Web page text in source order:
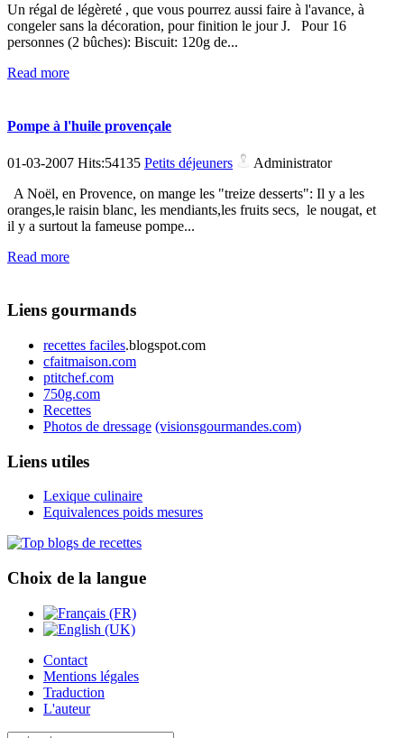
Un régal de légèreté , que vous pourrez aussi faire à l'avance, à
congeler sans la décoration, pour finition le jour J. Pour 16
personnes (2 bûches): Biscuit: 120g de...
Read more
Pompe à l'huile provençale
01-03-2007 Hits:54135 Petits déjeuners
Administrator
A Noël, en Provence, on mange les "treize desserts": Il y a les
oranges,le raisin blanc, les mendiants,les fruits secs, le nougat, et
il y a surtout la fameuse pompe...
Read more
Liens gourmands
recettes faciles.blogspot.com
cfaitmaison.com
ptitchef.com
750g.com
Recettes
Photos de dressage (visionsgourmandes.com)
Liens utiles
Lexique culinaire
Equivalences poids mesures
Choix de la langue
Contact
Mentions légales
Traduction
L'auteur